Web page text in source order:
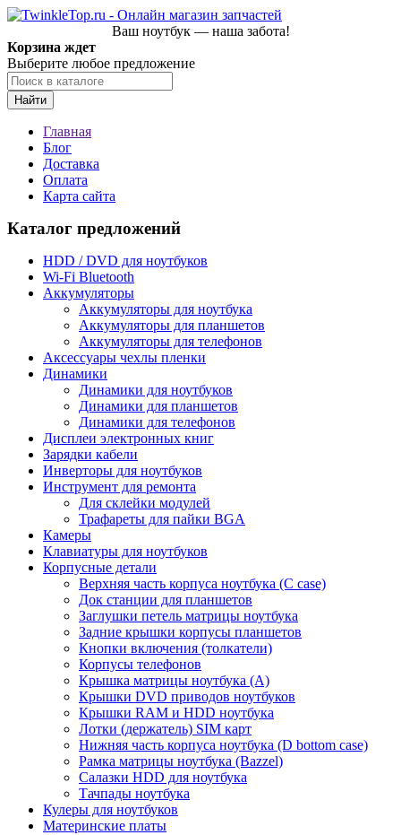
Ваш ноутбук — наша забота!
Корзина ждет
Выберите любое предложение
Найти
Главная
Блог
Доставка
Оплата
Карта сайта
Каталог предложений
HDD / DVD для ноутбуков
Wi-Fi Bluetooth
Аккумуляторы
Аккумуляторы для ноутбука
Аккумуляторы для планшетов
Аккумуляторы для телефонов
Аксессуары чехлы пленки
Динамики
Динамики для ноутбуков
Динамики для планшетов
Динамики для телефонов
Дисплеи электронных книг
Зарядки кабели
Инверторы для ноутбуков
Инструмент для ремонта
Для склейки модулей
Трафареты для пайки BGA
Камеры
Клавиатуры для ноутбуков
Корпусные детали
Верхняя часть корпуса ноутбука (С case)
Док станции для планшетов
Заглушки петель матрицы ноутбука
Задние крышки корпусы планшетов
Кнопки включения (толкатели)
Корпусы телефонов
Крышка матрицы ноутбука (A)
Крышки DVD приводов ноутбуков
Крышки RAM и HDD ноутбука
Лотки (держатель) SIM карт
Нижняя часть корпуса ноутбука (D bottom case)
Рамка матрицы ноутбука (Bazzel)
Салазки HDD для ноутбука
Тачпады ноутбука
Кулеры для ноутбуков
Материнские платы